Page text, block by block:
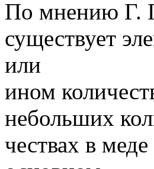
По мнению Г.
существует
или
ином
небольших
чествах в